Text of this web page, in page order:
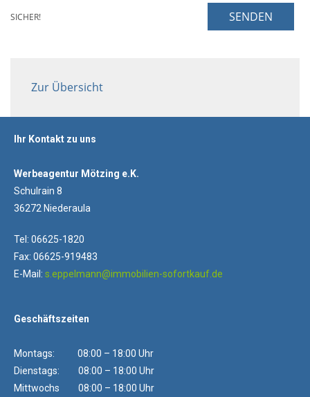
SICHER! SENDEN
Zur Übersicht
Ihr Kontakt zu uns
Werbeagentur Mötzing e.K.
Schulrain 8
36272 Niederaula
Tel: 06625-1820
Fax: 06625-919483
E-Mail: s.eppelmann@immobilien-sofortkauf.de
Geschäftszeiten
Montags: 08:00 – 18:00 Uhr
Dienstags: 08:00 – 18:00 Uhr
Mittwochs 08:00 – 18:00 Uhr